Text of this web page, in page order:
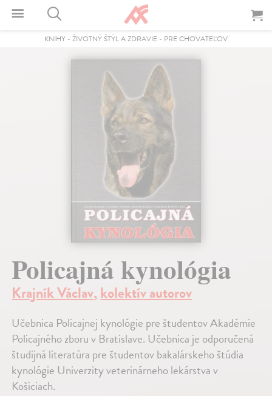
KNIHY - ŽIVOTNÝ ŠTÝL A ZDRAVIE - PRE CHOVATEĽOV
Policajná kynológia
Krajník Václav,kolektív autorov
Učebnica Policajnej kynológie pre študentov Akadémie
Policajného zboru v Bratislave. Učebnica je odporučená
študijná literatúra pre študentov bakalárskeho štúdia
kynológie Univerzity veterinárneho lekárstva v
Košiciach.